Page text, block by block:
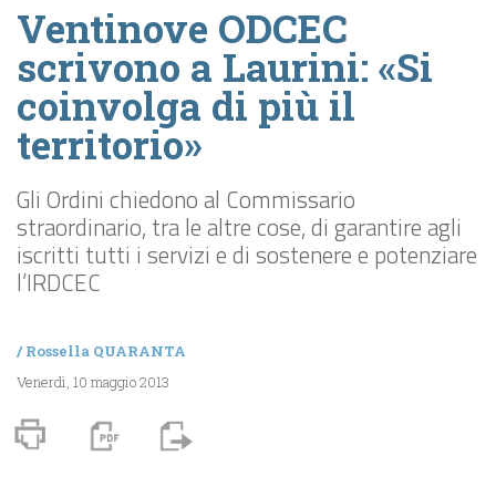
Ventinove ODCEC
scrivono a Laurini: «Si
coinvolga di più il
territorio»
Gli Ordini chiedono al Commissario
straordinario, tra le altre cose, di garantire agli
iscritti tutti i servizi e di sostenere e potenziare
l’IRDCEC
/Rossella QUARANTA
Venerdì, 10 maggio 2013